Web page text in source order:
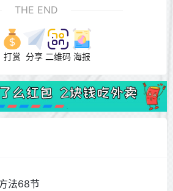
THE END
打赏 分享 二维码 海报
法68节